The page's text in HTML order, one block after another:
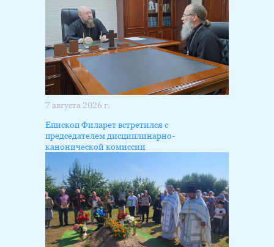
7 августа 2026 г.
Епископ Филарет встретился с
председателем дисциплинарно-
канонической комиссии